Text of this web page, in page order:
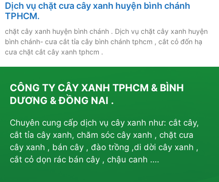
Dịch vụ chặt cưa cây xanh huyện bình chánh
TPHCM.
chặt cây xanh huyện bình chánh . Dịch vụ chặt cây xanh huyện
bình chánh- cưa cắt tỉa cây bình chánh tphcm , cắt cỏ đốn hạ
cưa chặt cắt cây xanh tphcm .
CÔNG TY CÂY XANH TPHCM & BÌNH
DƯƠNG & ĐỒNG NAI .
Chuyên cung cấp dịch vụ cây xanh như: cắt cây,
cắt tỉa cây xanh, chăm sóc cây xanh , chặt cưa
cây xanh , bán cây , đào trồng ,di dời cây xanh ,
cắt cỏ dọn rác bán cây , chậu canh ….